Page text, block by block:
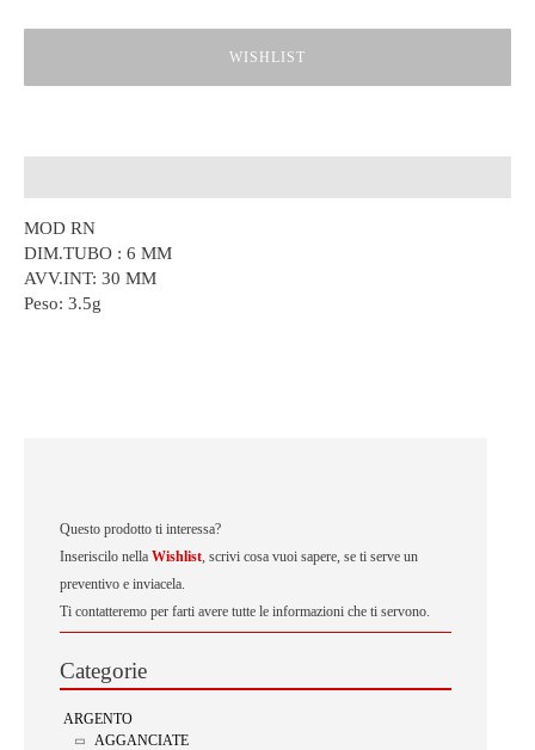
Questo prodotto ti interessa?
Inseriscilo nella Wishlist, scrivi cosa vuoi sapere, se ti serve un
preventivo e inviacela.
Ti contatteremo per farti avere tutte le informazioni che ti servono.
Categorie
ARGENTO
AGGANCIATE
WISHLIST
MOD RN
DIM.TUBO : 6 MM
AVV.INT: 30 MM
Peso: 3.5g